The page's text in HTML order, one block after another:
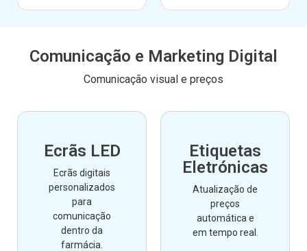
Comunicação e Marketing Digital
Comunicação visual e preços
Ecrãs LED
Ecrãs digitais
personalizados
para
comunicação
dentro da
farmácia.
Etiquetas
Eletrónicas
Atualização de
preços
automática e
em tempo real.